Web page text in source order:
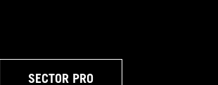
SECTOR PRO